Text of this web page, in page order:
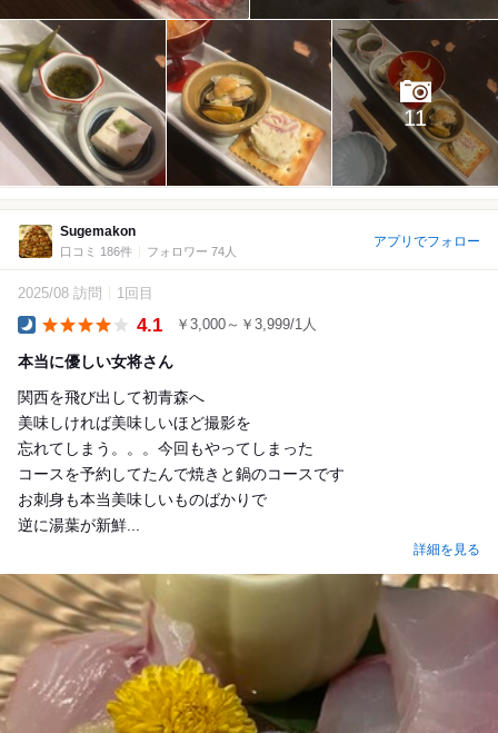
11
Sugemakon
口コミ 186件 フォロワー 74人
アプリでフォロー
2025/08 訪問 1回目
4.1 ￥3,000～￥3,999/1人
本当に優しい女将さん
関西を飛び出して初青森へ
美味しければ美味しいほど撮影を
忘れてしまう。。。今回もやってしまった
コースを予約してたんで焼きと鍋のコースです
お刺身も本当美味しいものばかりで
逆に湯葉が新鮮...
詳細を見る